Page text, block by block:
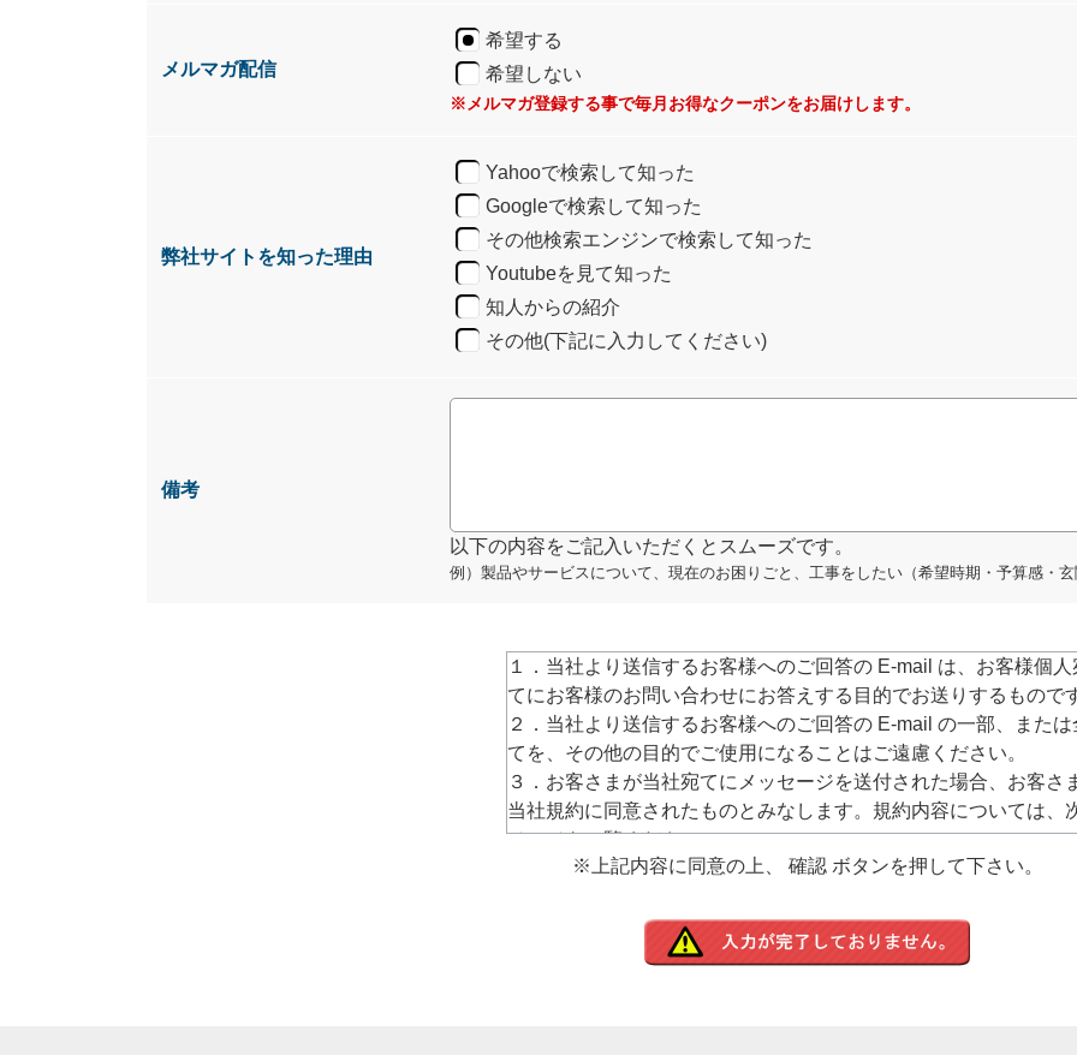
メルマガ配信
希望する
希望しない
※メルマガ登録する事で毎月お得なクーポンをお届けします。
弊社サイトを知った理由
Yahooで検索して知った
Googleで検索して知った
その他検索エンジンで検索して知った
Youtubeを見て知った
知人からの紹介
その他(下記に入力してください)
備考
以下の内容をご記入いただくとスムーズです。
例）製品やサービスについて、現在のお困りごと、工事をしたい（希望時期・予算感・
１．当社より送信するお客様へのご回答の E-mail は、お客様個人
てにお客様のお問い合わせにお答えする目的でお送りするもので
２．当社より送信するお客様へのご回答の E-mail の一部、または
てを、その他の目的でご使用になることはご遠慮ください。
３．お客さまが当社宛てにメッセージを送付された場合、お客さ
当社規約に同意されたものとみなします。規約内容については、
ページをご覧ください。
https://www.arucom.ne.jp/rule/index.html
話での確認や電話・Fax・郵送でのご回答をさせて頂きますので、
ず電話番号、Fax番号や名前、住所等のご記入をお願いいたします
※上記内容に同意の上、 確認 ボタンを押して下さい。